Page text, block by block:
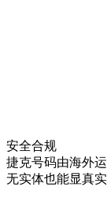
安全合规
捷克号码由海外
无实体也能显真